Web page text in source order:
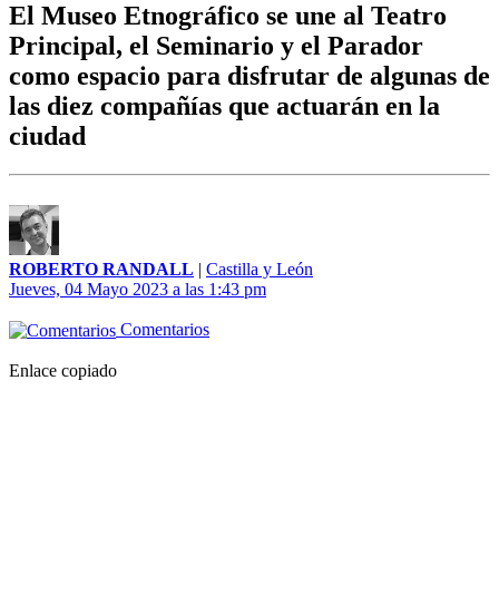
El Museo Etnográfico se une al Teatro
Principal, el Seminario y el Parador
como espacio para disfrutar de algunas de
las diez compañías que actuarán en la
ciudad
ROBERTO RANDALL | Castilla y León
Jueves, 04 Mayo 2023 a las 1:43 pm
Comentarios
Enlace copiado